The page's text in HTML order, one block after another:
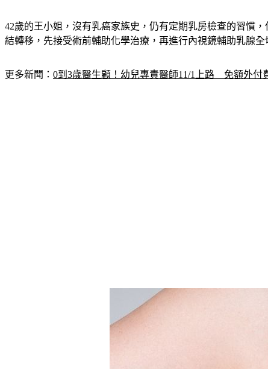
42歲的王小姐，沒有乳癌家族史，仍有定期乳房檢查的習慣
結轉移，先接受術前輔助化學治療，再進行內視鏡輔助乳腺
更多新聞： 0到3歲醫生顧！幼兒專責醫師11/1上路　免額外付